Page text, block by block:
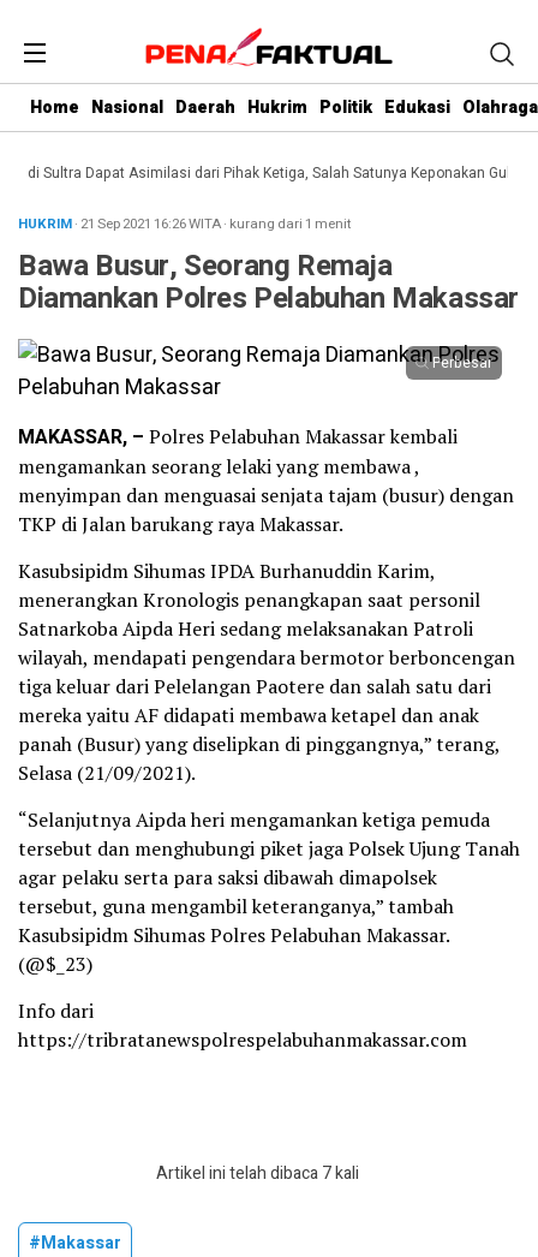
Home Nasional Daerah Hukrim Politik Edukasi Olahraga
Dapat Asimilasi dari Pihak Ketiga, Salah Satunya Keponakan Gubernur
HUKRIM· 21 Sep 2021 16:26WITA· kurang dari 1 menit
Bawa Busur, Seorang Remaja
Diamankan Polres Pelabuhan Makassar
Perbesar
MAKASSAR, – Polres Pelabuhan Makassar kembali
mengamankan seorang lelaki yang membawa ,
menyimpan dan menguasai senjata tajam (busur) dengan
TKP di Jalan barukang raya Makassar.
Kasubsipidm Sihumas IPDA Burhanuddin Karim,
menerangkan Kronologis penangkapan saat personil
Satnarkoba Aipda Heri sedang melaksanakan Patroli
wilayah, mendapati pengendara bermotor berboncengan
tiga keluar dari Pelelangan Paotere dan salah satu dari
mereka yaitu AF didapati membawa ketapel dan anak
panah (Busur) yang diselipkan di pinggangnya,” terang,
Selasa (21/09/2021).
“Selanjutnya Aipda heri mengamankan ketiga pemuda
tersebut dan menghubungi piket jaga Polsek Ujung Tanah
agar pelaku serta para saksi dibawah dimapolsek
tersebut, guna mengambil keteranganya,” tambah
Kasubsipidm Sihumas Polres Pelabuhan Makassar.
(@$_23)
Info dari
https://tribratanewspolrespelabuhanmakassar.com
Artikel ini telah dibaca 7 kali
#Makassar